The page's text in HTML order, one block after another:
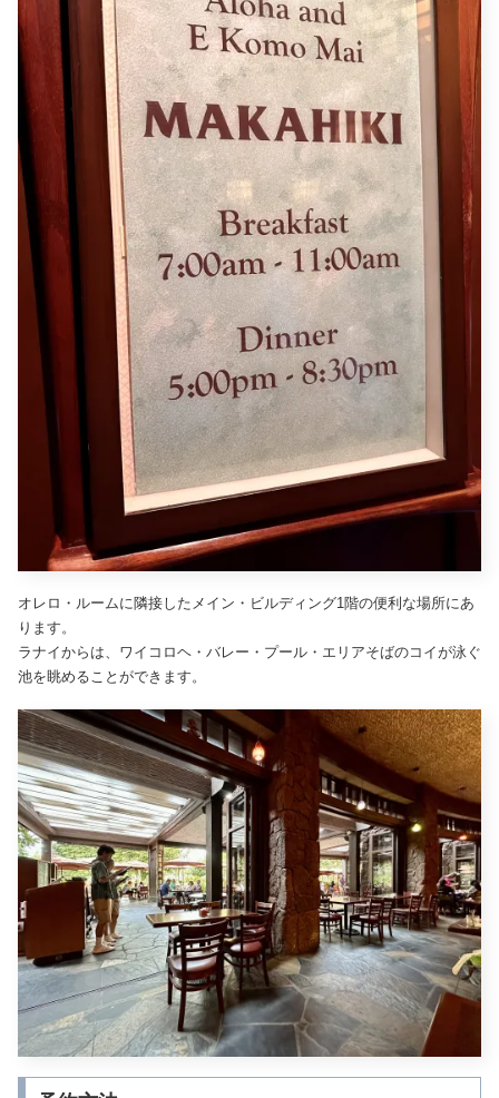
オレロ・ルームに隣接したメイン・ビルディング1階の便利な場所にあ
ります。
ラナイからは、ワイコロヘ・バレー・プール・エリアそばのコイが泳ぐ
池を眺めることができます。